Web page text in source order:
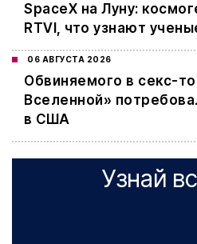
SpaceX на Луну:
RTVI, что узнают
06 АВГУСТА 2026
Обвиняемого в секс-
Вселенной»
в США
Узнай